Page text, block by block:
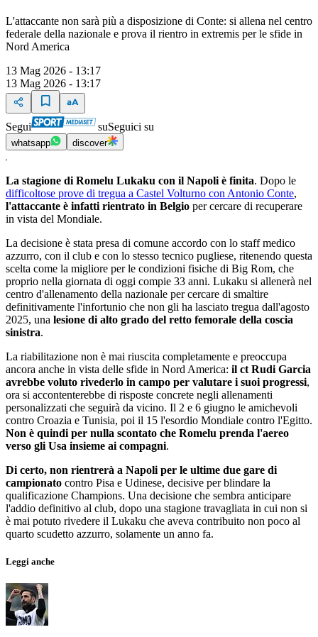
L'attaccante non sarà più a disposizione di Conte: si allena nel centro
federale della nazionale e prova il rientro in extremis per le sfide in
Nord America
13 Mag 2026 - 13:17
13 Mag 2026 - 13:17
Segui suSeguici su
whatsapp discover
La stagione di Romelu Lukaku con il Napoli è finita. Dopo le
difficoltose prove di tregua a Castel Volturno con Antonio Conte,
l'attaccante è infatti rientrato in Belgio per cercare di recuperare
in vista del Mondiale.
La decisione è stata presa di comune accordo con lo staff medico
azzurro, con il club e con lo stesso tecnico pugliese, ritenendo questa
scelta come la migliore per le condizioni fisiche di Big Rom, che
proprio nella giornata di oggi compie 33 anni. Lukaku si allenerà nel
centro d'allenamento della nazionale per cercare di smaltire
definitivamente l'infortunio che non gli ha lasciato tregua dall'agosto
2025, una lesione di alto grado del retto femorale della coscia
sinistra.
La riabilitazione non è mai riuscita completamente e preoccupa
ancora anche in vista delle sfide in Nord America: il ct Rudi Garcia
avrebbe voluto rivederlo in campo per valutare i suoi progressi,
ora si accontenterebbe di risposte concrete negli allenamenti
personalizzati che seguirà da vicino. Il 2 e 6 giugno le amichevoli
contro Croazia e Tunisia, poi il 15 l'esordio Mondiale contro l'Egitto.
Non è quindi per nulla scontato che Romelu prenda l'aereo
verso gli Usa insieme ai compagni.
Di certo, non rientrerà a Napoli per le ultime due gare di
campionato contro Pisa e Udinese, decisive per blindare la
qualificazione Champions. Una decisione che sembra anticipare
l'addio definitivo al club, dopo una stagione travagliata in cui non si
è mai potuto rivedere il Lukaku che aveva contribuito non poco al
quarto scudetto azzurro, solamente un anno fa.
Leggi anche